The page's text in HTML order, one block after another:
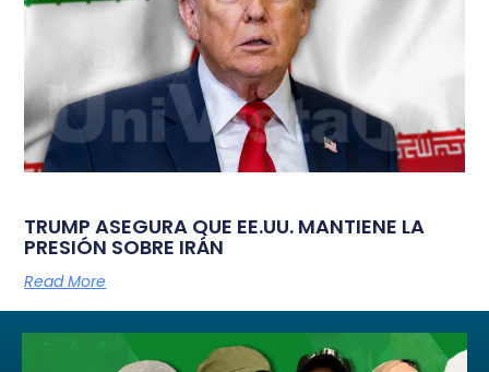
TRUMP ASEGURA QUE EE.UU. MANTIENE LA
PRESIÓN SOBRE IRÁN
Read More